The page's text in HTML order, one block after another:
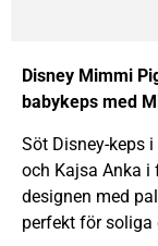
Disney Mimmi
babykeps med
Söt Disney-keps
och Kajsa Anka i
designen med
perfekt för soliga